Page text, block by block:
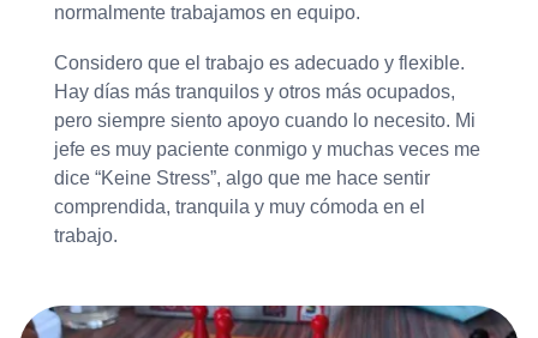
normalmente trabajamos en equipo.
Considero que el trabajo es adecuado y flexible.
Hay días más tranquilos y otros más ocupados,
pero siempre siento apoyo cuando lo necesito. Mi
jefe es muy paciente conmigo y muchas veces me
dice “Keine Stress”, algo que me hace sentir
comprendida, tranquila y muy cómoda en el
trabajo.